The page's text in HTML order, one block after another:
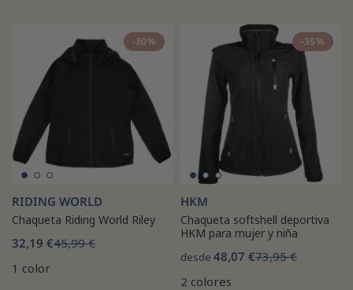
-30%
RIDING WORLD
Chaqueta Riding World Riley
32,19 €45,99 €
1 color
-35%
HKM
Chaqueta softshell deportiva
HKM para mujer y niña
desde 48,07 €73,95 €
2 colores